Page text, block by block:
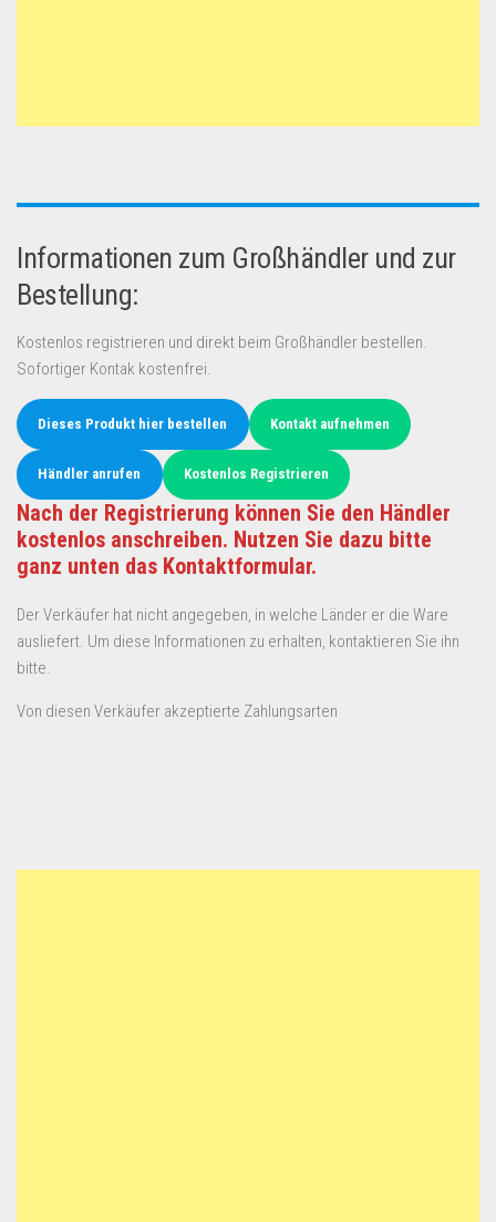
Informationen zum Großhändler und zur
Bestellung:
Kostenlos registrieren und direkt beim Großhändler bestellen.
Sofortiger Kontak kostenfrei.
Dieses Produkt hier bestellen Kontakt aufnehmen
Händler anrufen Kostenlos Registrieren
Nach der Registrierung können Sie den Händler
kostenlos anschreiben. Nutzen Sie dazu bitte
ganz unten das Kontaktformular.
Der Verkäufer hat nicht angegeben, in welche Länder er die Ware
ausliefert. Um diese Informationen zu erhalten, kontaktieren Sie ihn
bitte.
Von diesen Verkäufer akzeptierte Zahlungsarten